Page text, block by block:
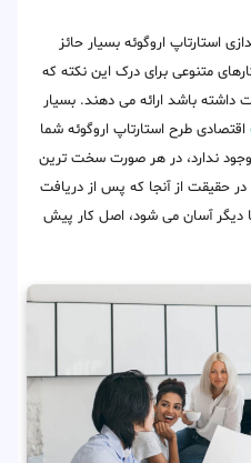
استارتاپ اروگوئه بسیار حائز
متنوعی برای درک این نکته که
داشته باشد ارائه می دهند. بسیار
اقتصادی طرح استارتاپ اروگوئه شما
وجود ندارد، در هر صورت سخت ترین
از آنجا که پس از دریافت
دیگر آسان می شود، اصل کار پیش